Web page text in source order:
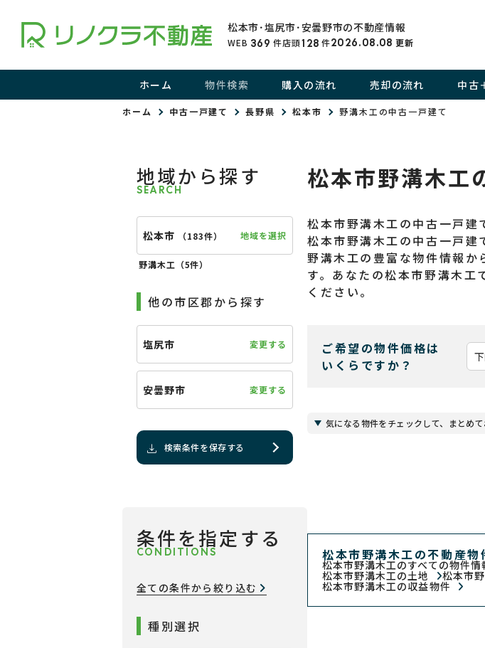
松本市･塩尻市･安曇野市の不動産情報
WEB 369 件店頭 128 件2026.08.08更新
ホーム 物件検索 購入の流れ 売却の流れ 中古
ホーム 中古一戸建て 長野県 松本市 野溝木工の中古一戸建て
松本市野溝木工
松本市野溝木工の中古一戸建
松本市野溝木工の中古一戸
野溝木工の豊富な物件情報か
す。あなたの松本市野溝木工
ください。
ご希望の物件価格は
いくらですか？
気になる物件をチェックして、まとめて
松本市野溝木工の不動産物
松本市野溝木工のすべての物件情
松本市野溝木工の土地 松本市
松本市野溝木工の収益物件
地域から探す
SEARCH
松本市 （183件） 地域を選択
野溝木工（5件）
他の市区郡から探す
塩尻市 変更する
安曇野市 変更する
検索条件を保存する
条件を指定する
CONDITIONS
全ての条件から絞り込む
種別選択